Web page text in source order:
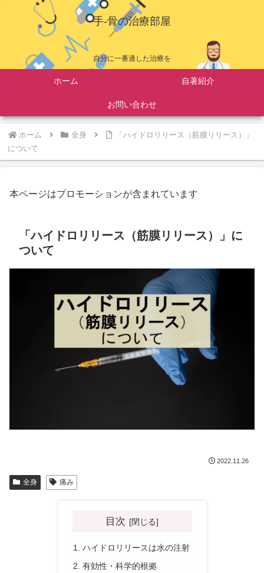
手-骨の治療部屋
自分に一番適した治療を
ホーム 自著紹介
お問い合わせ
ホーム 全身
「ハイドロリリース（筋膜リリース）」
について
本ページはプロモーションが含まれています
「ハイドロリリース（筋膜リリース）」に
ついて
2022.11.26
全身 痛み
目次
ハイドロリリースは水の注射
有効性・科学的根拠